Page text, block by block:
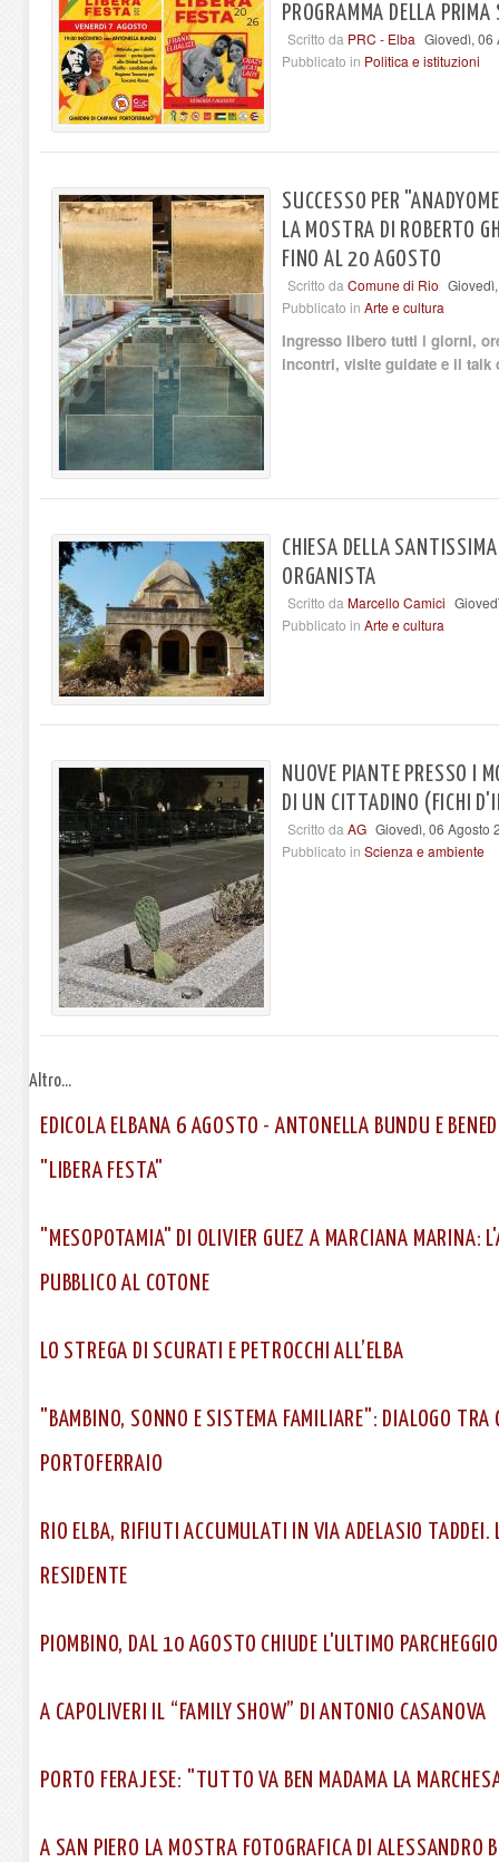
PROGRAMMA DELLA PRIMA
Scritto da PRC - Elba Giovedì, 06
Pubblicato in Politica e istituzioni
SUCCESSO PER
LA MOSTRA DI ROBERTO
FINO AL 20 AGOSTO
Scritto da Comune di Rio
Pubblicato in Arte e cultura
Ingresso libero tutti i giorni,
incontri, visite guidate e il talk
CHIESA DELLA
ORGANISTA
Scritto da Marcello Camici
Pubblicato in Arte e cultura
NUOVE PIANTE PRESSO I
DI UN CITTADINO (FICHI
Scritto da AG Giovedì, 06 Agosto
Pubblicato in Scienza e ambiente
Altro...
EDICOLA ELBANA 6 AGOSTO - ANTONELLA BUNDU E
"LIBERA FESTA"
"MESOPOTAMIA" DI OLIVIER GUEZ A MARCIANA MARINA:
PUBBLICO AL COTONE
LO STREGA DI SCURATI E PETROCCHI ALL’ELBA
"BAMBINO, SONNO E SISTEMA FAMILIARE": DIALOGO
PORTOFERRAIO
RIO ELBA, RIFIUTI ACCUMULATI IN VIA ADELASIO TADDEI.
RESIDENTE
PIOMBINO, DAL 10 AGOSTO CHIUDE L'ULTIMO
A CAPOLIVERI IL “FAMILY SHOW” DI ANTONIO CASANOVA
PORTO FERAJESE: "TUTTO VA BEN MADAMA LA
A SAN PIERO LA MOSTRA FOTOGRAFICA DI ALESSANDRO